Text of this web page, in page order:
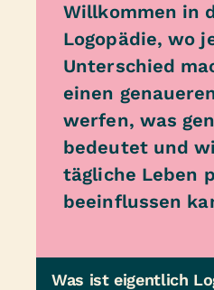
Willkommen in
Logopädie, wo
Unterschied
einen
werfen, was
bedeutet und
tägliche Leben
beeinflussen
Was ist eigentlich